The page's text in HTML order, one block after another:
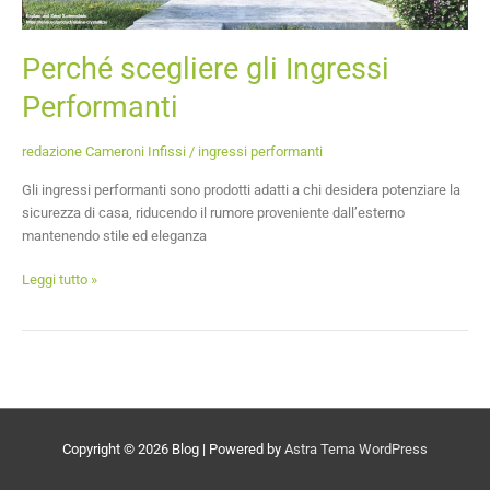
Perché scegliere gli Ingressi
Performanti
redazione Cameroni Infissi / ingressi performanti
Gli ingressi performanti sono prodotti adatti a chi desidera potenziare la
sicurezza di casa, riducendo il rumore proveniente dall’esterno
mantenendo stile ed eleganza
Leggi tutto »
Copyright © 2026 Blog | Powered by Astra Tema WordPress